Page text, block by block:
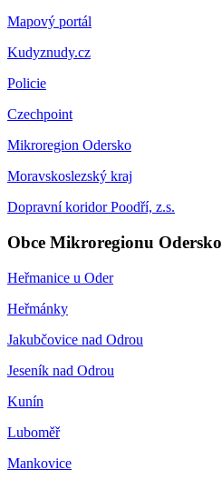
Mapový portál
Kudyznudy.cz
Policie
Czechpoint
Mikroregion Odersko
Moravskoslezský kraj
Dopravní koridor Poodří, z.s.
Obce Mikroregionu Odersko
Heřmanice u Oder
Heřmánky
Jakubčovice nad Odrou
Jeseník nad Odrou
Kunín
Luboměř
Mankovice